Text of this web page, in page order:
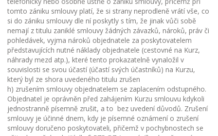
tomto zániku smlouvy platí, že si strany neprodleně vrátí vše, co
si do zániku smlouvy dle ní poskytly s tím, že jinak vůči sobě
nemají z titulu zaniklé smlouvy žádných závazků, nároků, práv či
pohledávek, vyjma nároků objednatele za poskytovatelem
představujících nutné náklady objednatele (cestovné na Kurz,
náhrady mezd atp.), které tento prokazatelně vynaložil v
souvislosti se svou účastí (účastí svých účastníků) na Kurzu,
který byl ze shora uvedeného titulu zrušen
h) zrušením smlouvy objednatelem se zaplacením odstupného.
Objednatel je oprávněn před zahájením Kurzu smlouvu kdykoli
jednostranně písemně zrušit, a to bez uvedení důvodů. Zrušení
smlouvy je účinné dnem, kdy je písemné oznámení o zrušení
smlouvy doručeno poskytovateli, přičemž v pochybnostech se